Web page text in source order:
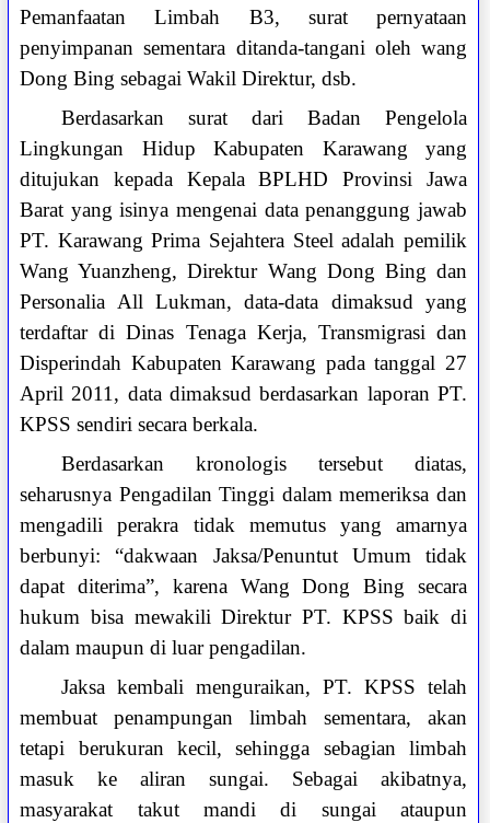
Pemanfaatan Limbah B3, surat pernyataan
penyimpanan sementara ditanda-tangani oleh wang
Dong Bing sebagai Wakil Direktur, dsb.
Berdasarkan surat dari Badan Pengelola
Lingkungan Hidup Kabupaten Karawang yang
ditujukan kepada Kepala BPLHD Provinsi Jawa
Barat yang isinya mengenai data penanggung jawab
PT. Karawang Prima Sejahtera Steel adalah pemilik
Wang Yuanzheng, Direktur Wang Dong Bing dan
Personalia All Lukman, data-data dimaksud yang
terdaftar di Dinas Tenaga Kerja, Transmigrasi dan
Disperindah Kabupaten Karawang pada tanggal 27
April 2011, data dimaksud berdasarkan laporan PT.
KPSS sendiri secara berkala.
Berdasarkan kronologis tersebut diatas,
seharusnya Pengadilan Tinggi dalam memeriksa dan
mengadili perakra tidak memutus yang amarnya
berbunyi: “dakwaan Jaksa/Penuntut Umum tidak
dapat diterima”, karena Wang Dong Bing secara
hukum bisa mewakili Direktur PT. KPSS baik di
dalam maupun di luar pengadilan.
Jaksa kembali menguraikan, PT. KPSS telah
membuat penampungan limbah sementara, akan
tetapi berukuran kecil, sehingga sebagian limbah
masuk ke aliran sungai. Sebagai akibatnya,
masyarakat takut mandi di sungai ataupun